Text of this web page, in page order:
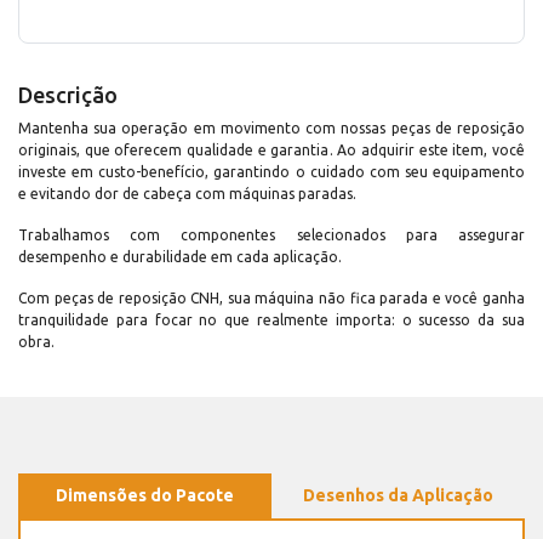
Descrição
Mantenha sua operação em movimento com nossas peças de reposição
originais, que oferecem qualidade e garantia. Ao adquirir este item, você
investe em custo-benefício, garantindo o cuidado com seu equipamento
e evitando dor de cabeça com máquinas paradas.
Trabalhamos com componentes selecionados para assegurar
desempenho e durabilidade em cada aplicação.
Com peças de reposição CNH, sua máquina não fica parada e você ganha
tranquilidade para focar no que realmente importa: o sucesso da sua
obra.
Dimensões do Pacote Desenhos da Aplicação